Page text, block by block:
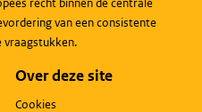
van een consistente
vraagstukken.
Over deze site
Cookies